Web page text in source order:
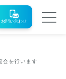
お問い合わせ
を行います